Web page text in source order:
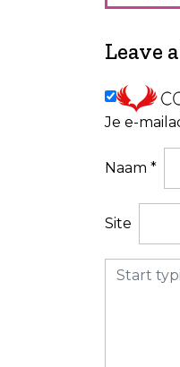
i
h
t
n
i
g
Leave
Je e-
Naam *
Site